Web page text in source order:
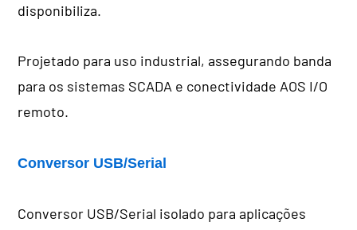
disponibiliza.
Projetado para uso industrial, assegurando banda
para os sistemas SCADA e conectividade AOS I/O
remoto.
Conversor USB/Serial
Conversor USB/Serial isolado para aplicações